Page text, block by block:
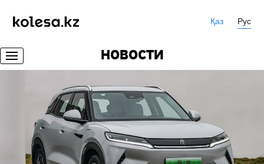
Қаз Рус
НОВОСТИ